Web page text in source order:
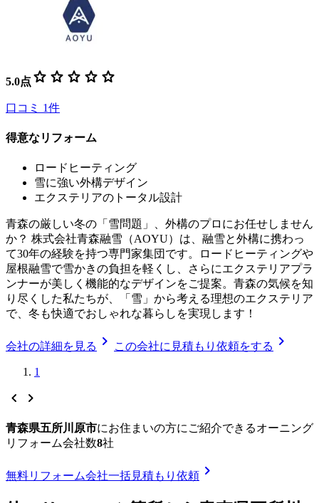
5.0点 star star star star star
口コミ 1件
得意なリフォーム
ロードヒーティング
雪に強い外構デザイン
エクステリアのトータル設計
青森の厳しい冬の「雪問題」、外構のプロにお任せしません
か？ 株式会社青森融雪（AOYU）は、融雪と外構に携わっ
て30年の経験を持つ専門家集団です。ロードヒーティングや
屋根融雪で雪かきの負担を軽くし、さらにエクステリアプラ
ンナーが美しく機能的なデザインをご提案。青森の気候を知
り尽くした私たちが、「雪」から考える理想のエクステリア
で、冬も快適でおしゃれな暮らしを実現します！
会社の詳細を見る chevron_right この会社に見積もり依頼をする chevron_right
1
chevron_left chevron_right
青森県五所川原市にお住まいの方にご紹介できるオーニング
リフォーム会社数8社
無料リフォーム会社一括見積もり依頼 chevron_right